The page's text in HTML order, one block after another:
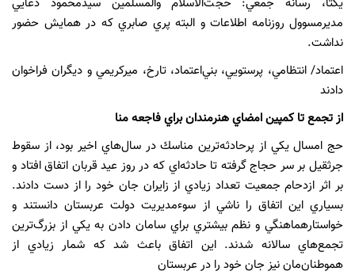
مديرمسوول روزنامه اطلاعات و البته پري صابري كه در همايش حضور
نداشت.
اعتماد/ انتظامي، پرستويي، بني‌اعتماد، تارخ، ميركريمي و ديگران فراخوان
دادند
از تجمع تا كمپين امضاي هنرمندان براي فاجعه منا
حج امسال يكي از پرحادثه‌ترين مناسك در سال‌هاي اخير بود، از سقوط
جرثقيل بر سر حجاج گرفته تا حادثه‌اي كه در روز عيد قربان اتفاق افتاد و
بر اثر ازدحام جمعيت تعداد زيادي از زايران جان خود را از دست دادند.
بسياري اين اتفاق را ناشي از سوءمديريت دولت عربستان دانستند و
خواستارهماهنگي و نظم بيشتري براي سامان دادن به يكي از بزرگ‌ترين
تجمع‌هاي سالانه شدند. اين اتفاق باعث شد كه شمار زيادي از
هموطنان‌مان نيز جان خود را در عربستان